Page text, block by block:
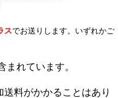
スでお送りします。いずれかご
まれています。
料がかかることはあり